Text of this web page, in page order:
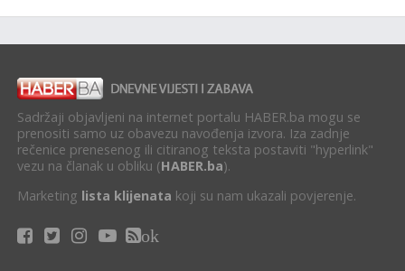
Sadržaji objavljeni na internet portalu HABER.ba mogu se
prenositi samo uz obavezu navođenja izvora. Iza zadnje
rečenice prenesenog ili citiranog teksta postaviti "hyperlink"
vezu na članak u obliku (HABER.ba).
Marketing lista klijenata koji su nam ukazali povjerenje.
ok